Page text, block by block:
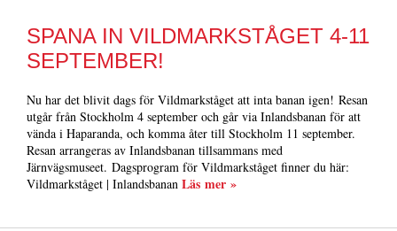
SPANA IN VILDMARKSTÅGET 4-11
SEPTEMBER!
Nu har det blivit dags för Vildmarkståget att inta banan igen! Resan
utgår från Stockholm 4 september och går via Inlandsbanan för att
vända i Haparanda, och komma åter till Stockholm 11 september.
Resan arrangeras av Inlandsbanan tillsammans med
Järnvägsmuseet. Dagsprogram för Vildmarkståget finner du här:
Vildmarkståget | Inlandsbanan Läs mer »